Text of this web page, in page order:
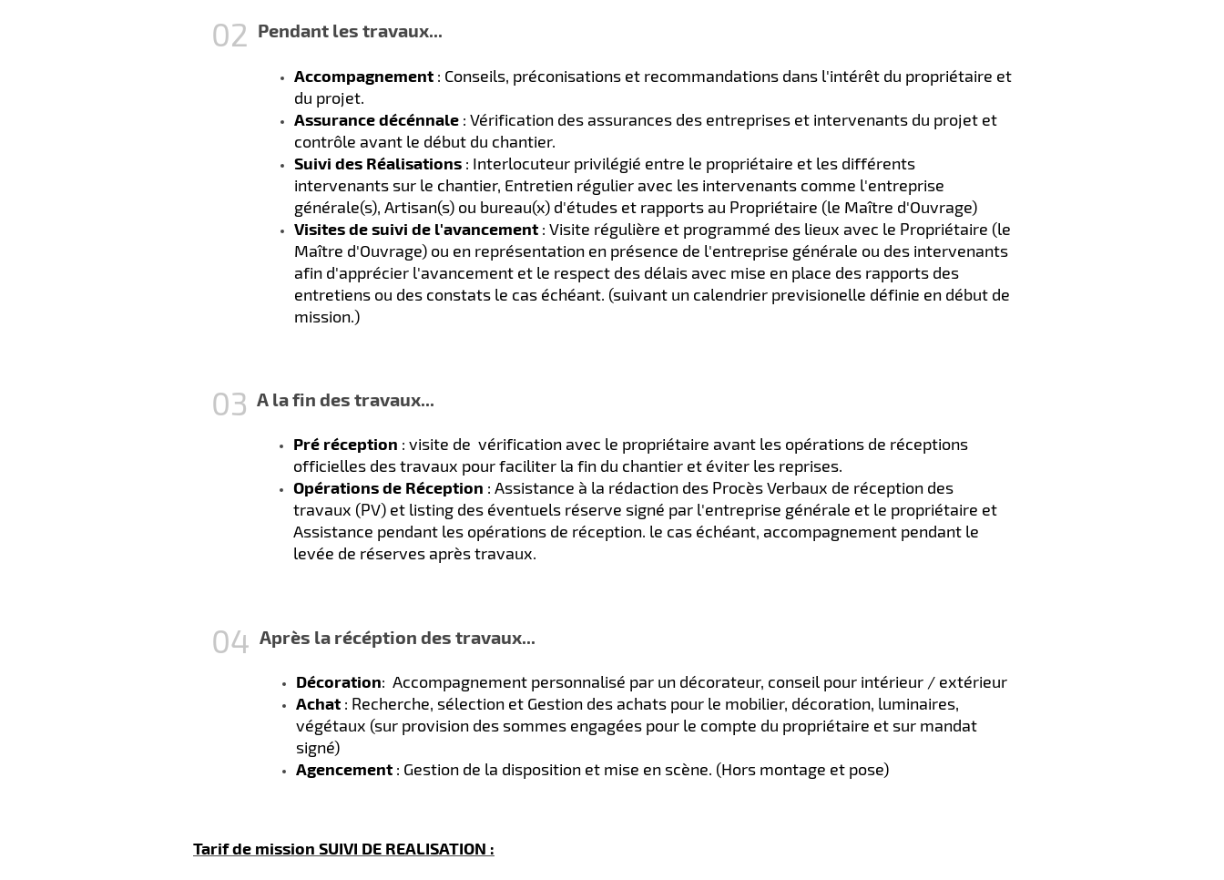
Pendant les travaux...
Accompagnement : Conseils, préconisations et recommandations dans l'intérêt du propriétaire et
du projet.
Assurance décénnale : Vérification des assurances des entreprises et intervenants du projet et
contrôle avant le début du chantier.
Suivi des Réalisations : Interlocuteur privilégié entre le propriétaire et les différents
intervenants sur le chantier, Entretien régulier avec les intervenants comme l'entreprise
générale(s), Artisan(s) ou bureau(x) d'études et rapports au Propriétaire (le Maître d'Ouvrage)
Visites de suivi de l'avancement : Visite régulière et programmé des lieux avec le Propriétaire (le
Maître d'Ouvrage) ou en représentation en présence de l'entreprise générale ou des intervenants
afin d'apprécier l'avancement et le respect des délais avec mise en place des rapports des
entretiens ou des constats le cas échéant. (suivant un calendrier previsionelle définie en début de
mission.)
A la fin des travaux...
Pré réception : visite de vérification avec le propriétaire avant les opérations de réceptions
officielles des travaux pour faciliter la fin du chantier et éviter les reprises.
Opérations de Réception : Assistance à la rédaction des Procès Verbaux de réception des
travaux (PV) et listing des éventuels réserve signé par l'entreprise générale et le propriétaire et
Assistance pendant les opérations de réception. le cas échéant, accompagnement pendant le
levée de réserves après travaux.
Après la récéption des travaux...
Décoration: Accompagnement personnalisé par un décorateur, conseil pour intérieur / extérieur​
Achat : Recherche, sélection et Gestion des achats pour le mobilier, décoration, luminaires,
végétaux (sur provision des sommes engagées pour le compte du propriétaire et sur mandat
signé)​
Agencement : Gestion de la disposition et mise en scène. (Hors montage et pose)
Tarif de mission SUIVI DE REALISATION :